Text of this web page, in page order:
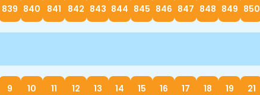
839 840 841 842 843 844 845 846 847 848 849 850
9 10 11 12 13 14 15 16 17 18 19 21